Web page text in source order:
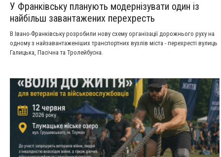
У Франківську планують модернізувати один із
найбільш завантажених перехресть
В Івано-Франківську розробили нову схему організації дорожнього руху на
одному з найзавантаженіших транспортних вузлів міста - перехресті вулиць
Галицька, Пасічна та Тролейбусна.